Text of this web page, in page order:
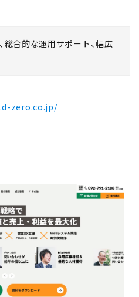
総合的な運用サポート、幅広
zero.co.jp/